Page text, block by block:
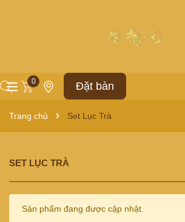
0 Đặt bàn
Trang chủ Set Lục Trà
SET LỤC TRÀ
Sản phẩm đang được cập nhật.